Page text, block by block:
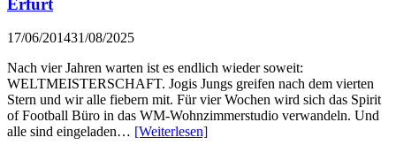
17/06/201431/08/2025
Nach vier Jahren warten ist es endlich wieder soweit:
WELTMEISTERSCHAFT. Jogis Jungs greifen nach dem vierten
Stern und wir alle fiebern mit. Für vier Wochen wird sich das Spirit
of Football Büro in das WM-Wohnzimmerstudio verwandeln. Und
alle sind eingeladen… [Weiterlesen]